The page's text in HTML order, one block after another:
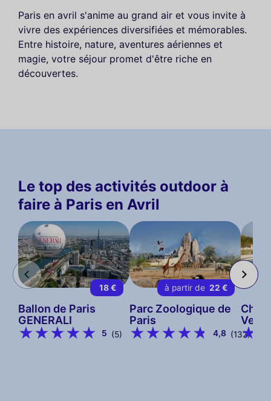
Paris en avril s'anime au grand air et vous invite à
vivre des expériences diversifiées et mémorables.
Entre histoire, nature, aventures aériennes et
magie, votre séjour promet d'être riche en
découvertes.
Le top des activités outdoor à
faire à Paris en Avril
18 €
Ballon de Paris
GENERALI
5 (5)
à partir de 22 €
Parc Zoologique de
Paris
4,8 (132)